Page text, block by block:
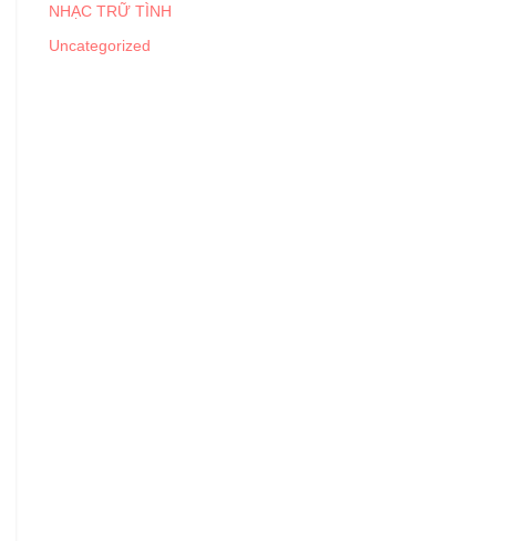
NHẠC TRỮ TÌNH
Uncategorized